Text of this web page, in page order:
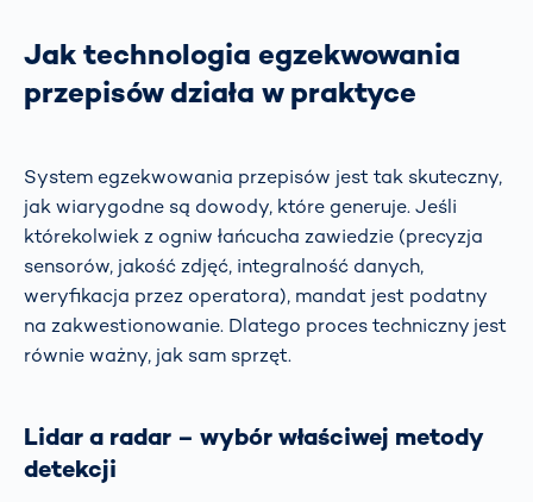
Jak technologia egzekwowania
przepisów działa w praktyce
System egzekwowania przepisów jest tak skuteczny,
jak wiarygodne są dowody, które generuje. Jeśli
którekolwiek z ogniw łańcucha zawiedzie (precyzja
sensorów, jakość zdjęć, integralność danych,
weryfikacja przez operatora), mandat jest podatny
na zakwestionowanie. Dlatego proces techniczny jest
równie ważny, jak sam sprzęt.
Lidar a radar – wybór właściwej metody
detekcji